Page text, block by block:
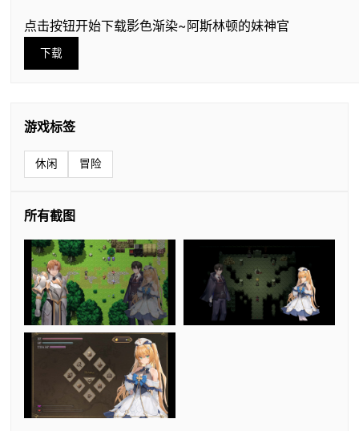
点击按钮开始下载影色渐染~阿斯林顿的妹神官
下载
游戏标签
休闲 冒险
所有截图